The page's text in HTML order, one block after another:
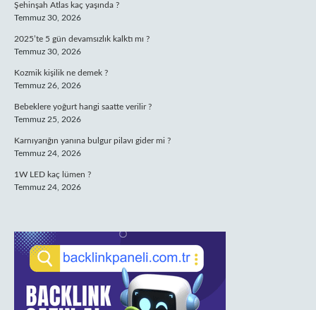
Şehinşah Atlas kaç yaşında ?
Temmuz 30, 2026
2025’te 5 gün devamsızlık kalktı mı ?
Temmuz 30, 2026
Kozmik kişilik ne demek ?
Temmuz 26, 2026
Bebeklere yoğurt hangi saatte verilir ?
Temmuz 25, 2026
Karnıyarığın yanına bulgur pilavı gider mi ?
Temmuz 24, 2026
1W LED kaç lümen ?
Temmuz 24, 2026